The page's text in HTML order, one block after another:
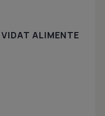
ALIMENTE